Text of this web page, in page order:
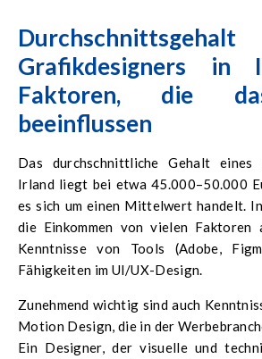
Krankenversicherung oder
Grafikdesigners in
Faktoren, die
beeinflussen
Das durchschnittliche Gehalt eines
Irland liegt bei etwa 45.000–50.000
es sich um einen Mittelwert handelt.
die Einkommen von vielen Faktoren
Kenntnisse von Tools (Adobe,
Fähigkeiten im UI/UX-Design.
Zunehmend wichtig sind auch
Motion Design, die in der
Ein Designer, der visuelle und